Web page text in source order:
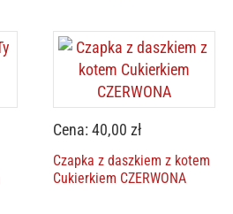
Cena: 40,00 zł
Czapka z daszkiem z kotem
Cukierkiem CZERWONA